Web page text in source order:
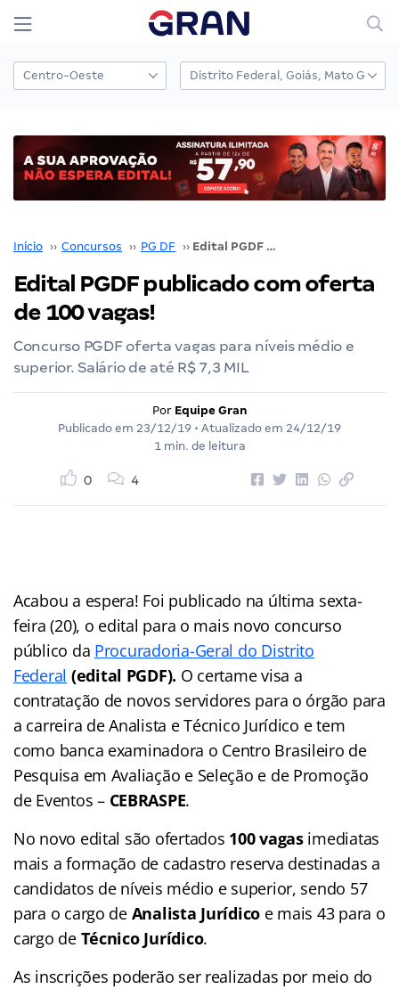
Início ›› Concursos ›› PG DF ›› Edital PGDF publicado com oferta de 100 vagas!
Edital PGDF publicado com oferta
de 100 vagas!
Concurso PGDF oferta vagas para níveis médio e
superior. Salário de até R$ 7,3 MIL
Por Equipe Gran
Publicado em 23/12/19 • Atualizado em 24/12/19
1 min. de leitura
0 4
Acabou a espera! Foi publicado na última sexta-
feira (20), o edital para o mais novo concurso
público da Procuradoria-Geral do Distrito
Federal (edital PGDF). O certame visa a
contratação de novos servidores para o órgão para
a carreira de Analista e Técnico Jurídico e tem
como banca examinadora o Centro Brasileiro de
Pesquisa em Avaliação e Seleção e de Promoção
de Eventos – CEBRASPE.
No novo edital são ofertados 100 vagasimediatas
mais a formação de cadastro reserva destinadas a
candidatos de níveis médio e superior, sendo 57
para o cargo de Analista Jurídico e mais 43 para o
cargo de Técnico Jurídico.
As inscrições poderão ser realizadas por meio do